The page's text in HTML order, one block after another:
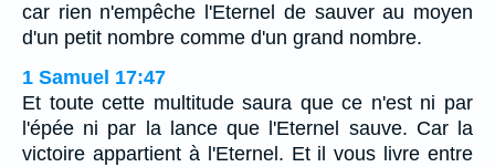
car rien n'empêche l'Eternel de sauver au moyen
d'un petit nombre comme d'un grand nombre.
1 Samuel 17:47
Et toute cette multitude saura que ce n'est ni par
l'épée ni par la lance que l'Eternel sauve. Car la
victoire appartient à l'Eternel. Et il vous livre entre